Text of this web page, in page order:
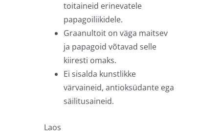
toitaineid erinevatele
papagoiliikidele.
Graanultoit on väga maitsev
ja papagoid võtavad selle
kiiresti omaks.
Ei sisalda kunstlikke
värvaineid, antioksüdante ega
säilitusaineid.
Laos